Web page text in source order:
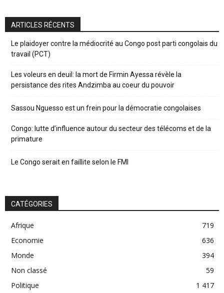
ARTICLES RÉCENTS
Le plaidoyer contre la médiocrité au Congo post parti congolais du
travail (PCT)
Les voleurs en deuil: la mort de Firmin Ayessa révèle la
persistance des rites Andzimba au coeur du pouvoir
Sassou Nguesso est un frein pour la démocratie congolaises
Congo: lutte d’influence autour du secteur des télécoms et de la
primature
Le Congo serait en faillite selon le FMI
CATÉGORIES
Afrique
719
Economie
636
Monde
394
Non classé
59
Politique
1 417